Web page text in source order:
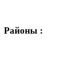
Районы :